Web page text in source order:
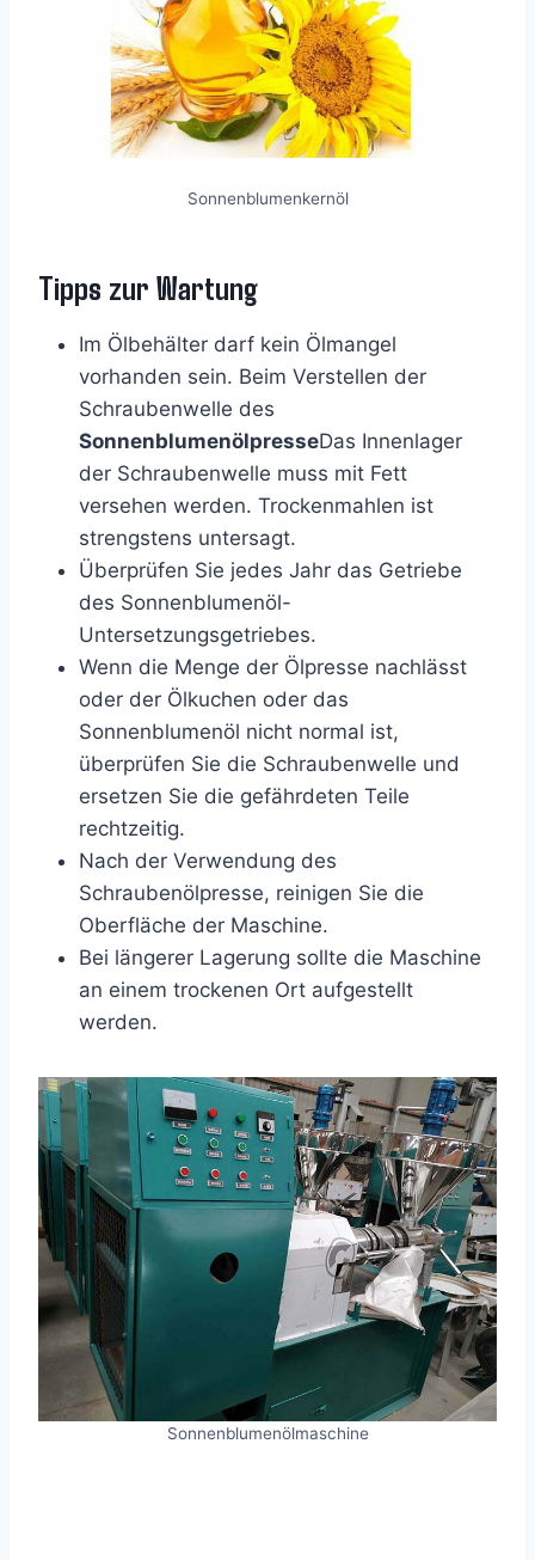
Sonnenblumenkernöl
Tipps zur Wartung
Im Ölbehälter darf kein Ölmangel
vorhanden sein. Beim Verstellen der
Schraubenwelle des
SonnenblumenölpresseDas Innenlager
der Schraubenwelle muss mit Fett
versehen werden. Trockenmahlen ist
strengstens untersagt.
Überprüfen Sie jedes Jahr das Getriebe
des Sonnenblumenöl-
Untersetzungsgetriebes.
Wenn die Menge der Ölpresse nachlässt
oder der Ölkuchen oder das
Sonnenblumenöl nicht normal ist,
überprüfen Sie die Schraubenwelle und
ersetzen Sie die gefährdeten Teile
rechtzeitig.
Nach der Verwendung des
Schraubenölpresse, reinigen Sie die
Oberfläche der Maschine.
Bei längerer Lagerung sollte die Maschine
an einem trockenen Ort aufgestellt
werden.
Sonnenblumenölmaschine